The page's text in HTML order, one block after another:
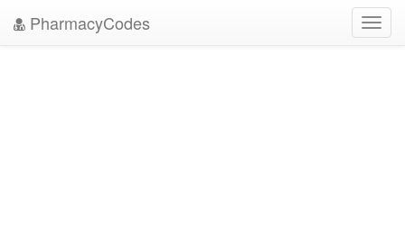
PharmacyCodes